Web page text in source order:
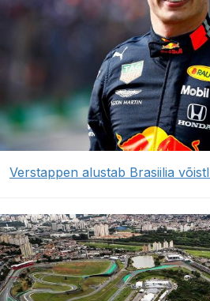
Verstappen alustab Brasiilia